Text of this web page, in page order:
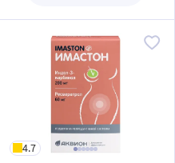
4.7